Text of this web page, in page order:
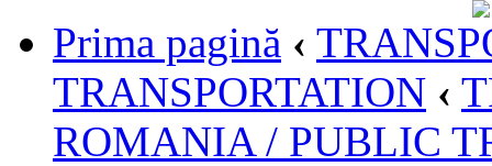
Prima pagină ‹
TRANSPORTATION ‹
ROMANIA / PUBLIC